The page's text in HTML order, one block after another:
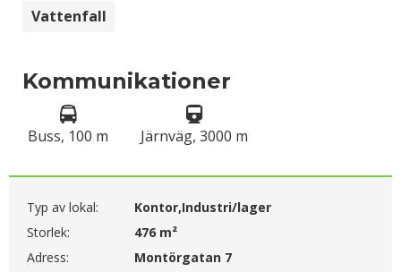
Vattenfall
Kommunikationer
Buss, 100 m Järnväg, 3000 m
Typ av lokal:
Kontor,Industri/lager
Storlek:
476 m²
Adress:
Montörgatan 7